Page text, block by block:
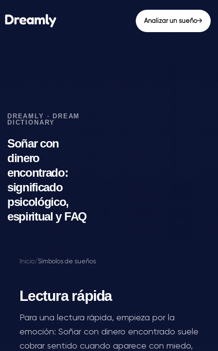
Analizar un sueño→
Soñar con
dinero
encontrado:
significado
psicológico,
espiritual y FAQ
Inicio/ Símbolos de sueños
Lectura rápida
Para una lectura rápida, empieza por la
emoción: Soñar con dinero encontrado suele
cobrar sentido cuando aparece con miedo,